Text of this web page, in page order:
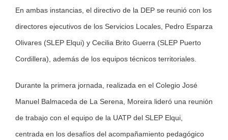
En ambas instancias, el directivo de la DEP se reunió con los
directores ejecutivos de los Servicios Locales, Pedro Esparza
Olivares (SLEP Elqui) y Cecilia Brito Guerra (SLEP Puerto
Cordillera), además de los equipos técnicos territoriales.
Durante la primera jornada, realizada en el Colegio José
Manuel Balmaceda de La Serena, Moreira lideró una reunión
de trabajo con el equipo de la UATP del SLEP Elqui,
centrada en los desafíos del acompañamiento pedagógico